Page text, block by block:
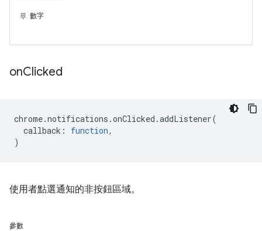
數字
onClicked
chrome.notifications .onClicked .addListener(
callback : function,
)
使用者點選通知的非按鈕區域。
參數